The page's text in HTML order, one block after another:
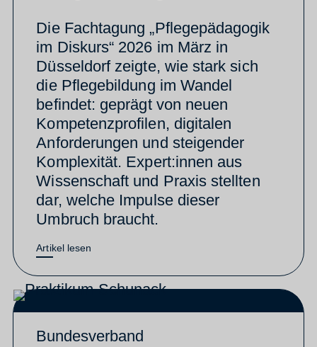
Die Fachtagung „Pflegepädagogik
im Diskurs“ 2026 im März in
Düsseldorf zeigte, wie stark sich
die Pflegebildung im Wandel
befindet: geprägt von neuen
Kompetenzprofilen, digitalen
Anforderungen und steigender
Komplexität. Expert:innen aus
Wissenschaft und Praxis stellten
dar, welche Impulse dieser
Umbruch braucht.
Artikel lesen
Bundesverband